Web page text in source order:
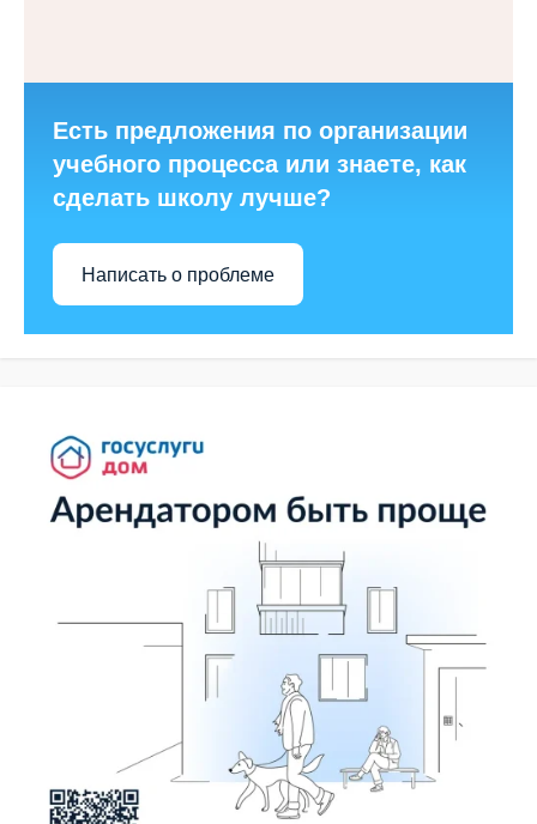
Есть предложения по организации
учебного процесса или знаете, как
сделать школу лучше?
Написать о проблеме